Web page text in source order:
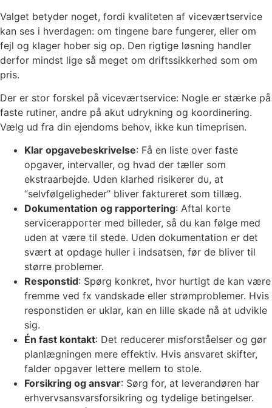
Valget betyder noget, fordi kvaliteten af viceværtservice
kan ses i hverdagen: om tingene bare fungerer, eller om
fejl og klager hober sig op. Den rigtige løsning handler
derfor mindst lige så meget om driftssikkerhed som om
pris.
Der er stor forskel på viceværtservice: Nogle er stærke på
faste rutiner, andre på akut udrykning og koordinering.
Vælg ud fra din ejendoms behov, ikke kun timeprisen.
Klar opgavebeskrivelse: Få en liste over faste
opgaver, intervaller, og hvad der tæller som
ekstraarbejde. Uden klarhed risikerer du, at
“selvfølgeligheder” bliver faktureret som tillæg.
Dokumentation og rapportering: Aftal korte
servicerapporter med billeder, så du kan følge med
uden at være til stede. Uden dokumentation er det
svært at opdage huller i indsatsen, før de bliver til
større problemer.
Responstid: Spørg konkret, hvor hurtigt de kan være
fremme ved fx vandskade eller strømproblemer. Hvis
responstiden er uklar, kan en lille skade nå at udvikle
sig.
Én fast kontakt: Det reducerer misforståelser og gør
planlægningen mere effektiv. Hvis ansvaret skifter,
falder opgaver lettere mellem to stole.
Forsikring og ansvar: Sørg for, at leverandøren har
erhvervsansvarsforsikring og tydelige betingelser.